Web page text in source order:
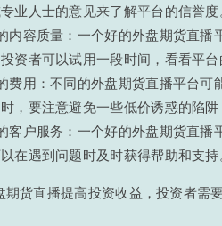
业人士的意见来了解平台的信誉度
内容质量：一个好的外盘期货直
资者可以试用一段时间，看看平台
费用：不同的外盘期货直播平台
，要注意避免一些低价诱惑的陷
客户服务：一个好的外盘期货直
在遇到问题时及时获得帮助和支持
货直播提高投资收益，投资者需